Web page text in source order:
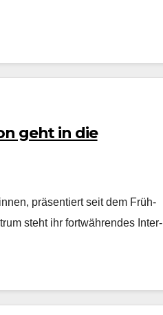
geht in die
präsen­tiert seit dem Früh­
ste­ht ihr fortwähren­des Inter­